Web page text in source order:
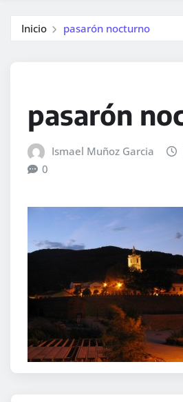
Inicio pasarón nocturno
pasarón
Ismael Muñoz Garcia
0